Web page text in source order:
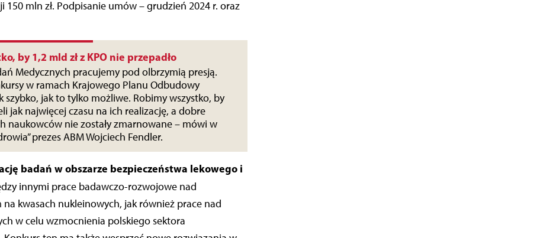
mln zł. Podpisanie umów – grudzień 2024 r. oraz
by 1,2 mld zł z KPO nie przepadło
Medycznych pracujemy pod olbrzymią presją.
w ramach Krajowego Planu Odbudowy
szybko, jak to tylko możliwe. Robimy wszystko, by
jak najwięcej czasu na ich realizację, a dobre
naukowców nie zostały zmarnowane – mówi w
prezes ABM Wojciech Fendler.
badań w obszarze bezpieczeństwa lekowego i
innymi prace badawczo-rozwojowe nad
kwasach nukleinowych, jak również prace nad
w celu wzmocnienia polskiego sektora